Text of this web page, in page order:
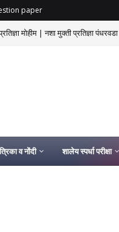
paper
मोहीम | नशा मुक्ती प्रतिज्ञा
व नोंदी शालेय स्पर्धा परीक्षा